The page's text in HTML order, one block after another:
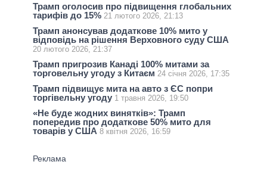
Трамп оголосив про підвищення глобальних
тарифів до 15% 21 лютого 2026, 21:13
Трамп анонсував додаткове 10% мито у
відповідь на рішення Верховного суду США
20 лютого 2026, 21:37
Трамп пригрозив Канаді 100% митами за
торговельну угоду з Китаєм 24 січня 2026, 17:35
Трамп підвищує мита на авто з ЄС попри
торгівельну угоду 1 травня 2026, 19:50
«Не буде жодних винятків»: Трамп
попередив про додаткове 50% мито для
товарів у США 8 квітня 2026, 16:59